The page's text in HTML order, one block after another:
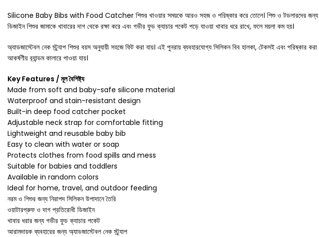
Silicone Baby Bibs with Food Catcher শিশুর খাওয়ার সময়কে আরও সহজ ও পরিষ্কার করে তোলে। শিশু ও টডলারদের জন্য তৈরি
ডিজাইন শিশুর জামাকে খাবারের দাগ থেকে রক্ষা করে এবং গভীর ফুড ক্যাচার পকেট পড়ে যাওয়া খাবার ধরে রাখে, ফলে ময়লা কম হয়।
অ্যাডজাস্টেবল নেক স্ট্র্যাপ শিশুর বয়স অনুযায়ী সহজে ফিট করা যায়। এই পুনরায় ব্যবহারযোগ্য সিলিকন বিব হালকা, টেকসই এবং পরিষ্কার
আকর্ষণীয় র‍্যান্ডম কালারে পাওয়া যায়।
Key Features / মূল বৈশিষ্ট্য
Made from soft and baby-safe silicone material
Waterproof and stain-resistant design
Built-in deep food catcher pocket
Adjustable neck strap for comfortable fitting
Lightweight and reusable baby bib
Easy to clean with water or soap
Protects clothes from food spills and mess
Suitable for babies and toddlers
Available in random colors
Ideal for home, travel, and outdoor feeding
নরম ও শিশুর জন্য নিরাপদ সিলিকন উপাদানে তৈরি
ওয়াটারপ্রুফ ও দাগ প্রতিরোধী ডিজাইন
খাবার ধরার জন্য গভীর ফুড ক্যাচার পকেট
আরামদায়ক ব্যবহারের জন্য অ্যাডজাস্টেবল নেক স্ট্র্যাপ